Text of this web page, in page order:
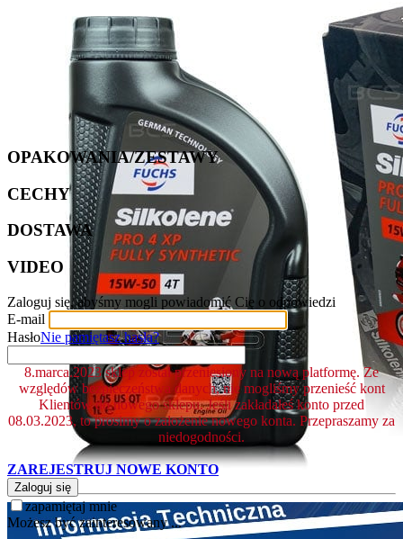
OPAKOWANIA/ZESTAWY
CECHY
DOSTAWA
VIDEO
Zaloguj się, abyśmy mogli powiadomić Cię o odpowiedzi
E-mail
HasłoNie pamiętasz hasła?
8.marca.2023 sklep został przeniesiony na nową platformę. Ze
względów bezpieczeństwa danych, nie mogliśmy przenieść kont
Klientów do nowego sklepu. Jeśli zakładałeś konto przed
08.03.2023, to prosimy o założenie nowego konta. Przepraszamy za
niedogodności.
ZAREJESTRUJ NOWE KONTO
Zaloguj się
zapamiętaj mnie
Możesz być zainteresowany ...